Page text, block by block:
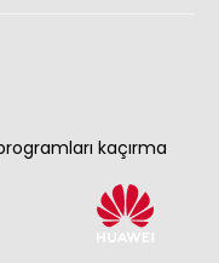
kaçırma